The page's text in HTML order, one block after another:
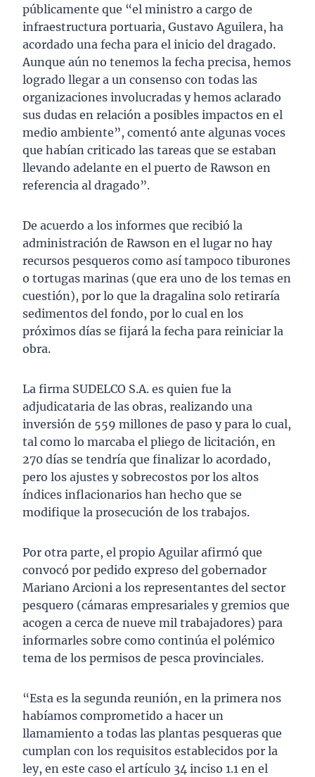
públicamente que “el ministro a cargo de
infraestructura portuaria, Gustavo Aguilera, ha
acordado una fecha para el inicio del dragado.
Aunque aún no tenemos la fecha precisa, hemos
logrado llegar a un consenso con todas las
organizaciones involucradas y hemos aclarado
sus dudas en relación a posibles impactos en el
medio ambiente”, comentó ante algunas voces
que habían criticado las tareas que se estaban
llevando adelante en el puerto de Rawson en
referencia al dragado”.
De acuerdo a los informes que recibió la
administración de Rawson en el lugar no hay
recursos pesqueros como así tampoco tiburones
o tortugas marinas (que era uno de los temas en
cuestión), por lo que la dragalina solo retiraría
sedimentos del fondo, por lo cual en los
próximos días se fijará la fecha para reiniciar la
obra.
La firma SUDELCO S.A. es quien fue la
adjudicataria de las obras, realizando una
inversión de 559 millones de paso y para lo cual,
tal como lo marcaba el pliego de licitación, en
270 días se tendría que finalizar lo acordado,
pero los ajustes y sobrecostos por los altos
índices inflacionarios han hecho que se
modifique la prosecución de los trabajos.
Por otra parte, el propio Aguilar afirmó que
convocó por pedido expreso del gobernador
Mariano Arcioni a los representantes del sector
pesquero (cámaras empresariales y gremios que
acogen a cerca de nueve mil trabajadores) para
informarles sobre como continúa el polémico
tema de los permisos de pesca provinciales.
“Esta es la segunda reunión, en la primera nos
habíamos comprometido a hacer un
llamamiento a todas las plantas pesqueras que
cumplan con los requisitos establecidos por la
ley, en este caso el artículo 34 inciso 1.1 en el